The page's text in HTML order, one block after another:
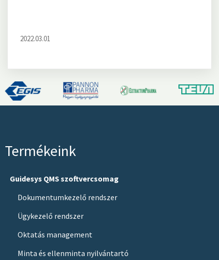
2022.03.01
Termékeink
Guidesys QMS szoftvercsomag
Dokumentumkezelő rendszer
Ügykezelő rendszer
Oktatás management
Minta és ellenminta nyilvántartó